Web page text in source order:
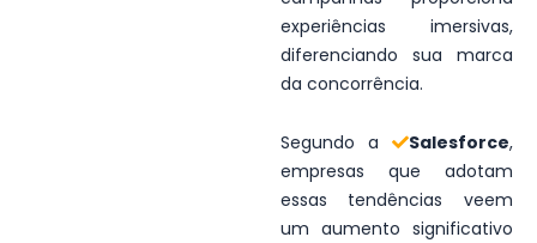
experiências imersivas,
diferenciando sua marca
da concorrência.
Segundo a Salesforce,
empresas que adotam
essas tendências veem
um aumento significativo